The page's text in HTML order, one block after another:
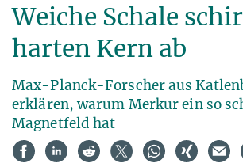
Weiche Schale
harten Kern ab
Max-Planck-Forscher aus
erklären, warum Merkur ein so
Magnetfeld hat